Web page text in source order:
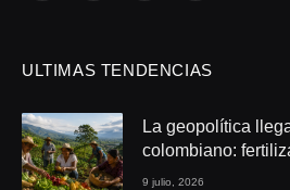
ULTIMAS TENDENCIAS
La geopolítica
colombiano:
seguridad
9 julio, 2026